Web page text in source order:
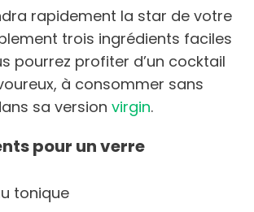
rapidement la star de votre
trois ingrédients faciles
pourrez profiter d’un cocktail
à consommer sans
sa version virgin.
pour un verre
tonique